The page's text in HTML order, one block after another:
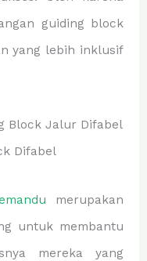
guiding block
yang lebih inklusif
Block Jalur Difabel
merupakan
untuk membantu
mereka yang